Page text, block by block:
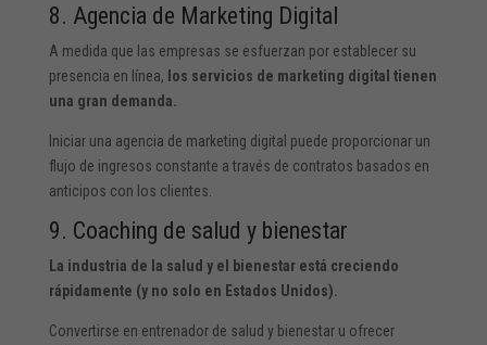
8. Agencia de Marketing Digital
A medida que las empresas se esfuerzan por establecer su
presencia en línea, los servicios de marketing digital tienen
una gran demanda.
Iniciar una agencia de marketing digital puede proporcionar un
flujo de ingresos constante a través de contratos basados en
anticipos con los clientes.
9. Coaching de salud y bienestar
La industria de la salud y el bienestar está creciendo
rápidamente (y no solo en Estados Unidos).
Convertirse en entrenador de salud y bienestar u ofrecer